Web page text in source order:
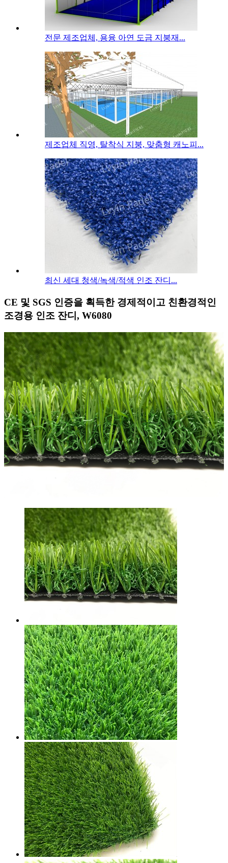
전문 제조업체, 용융 아연 도금 지붕재...
제조업체 직영, 탈착식 지붕, 맞춤형 캐노피...
최신 세대 청색/녹색/적색 인조 잔디...
CE 및 SGS 인증을 획득한 경제적이고 친환경적인
조경용 인조 잔디, W6080